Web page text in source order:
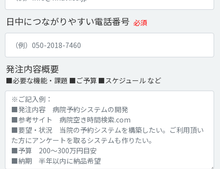
日中につながりやすい電話番号 必須
発注内容概要
■必要な機能・課題 ■ご予算 ■スケジュール など